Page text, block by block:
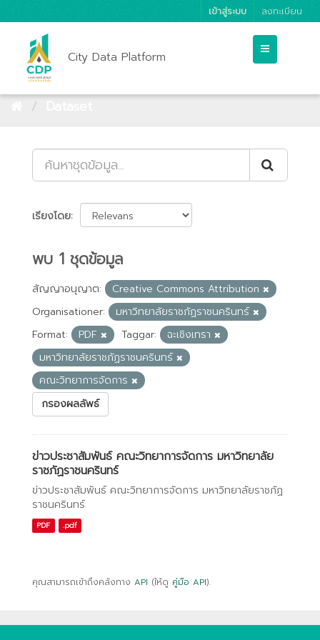
เข้าสู่ระบบ ลงทะเบียน
City Data Platform
เรียงโดย
พบ 1 ชุดข้อมูล
สัญญาอนุญาต:
Creative Commons Attribution
Organisationer:
มหาวิทยาลัยราชภัฏราชนครินทร์
Format:
PDF Taggar:
ฉะเชิงเทรา
มหาวิทยาลัยราชภัฏราชนครินทร์
คณะวิทยาการจัดการ
กรองผลลัพธ์
ข่าวประชาสัมพันธ์ คณะวิทยาการจัดการ มหาวิทยาลัย
ราชภัฏราชนครินทร์
ข่าวประชาสัมพันธ์ คณะวิทยาการจัดการ มหาวิทยาลัยราชภัฏ
ราชนครินทร์
PDF .pdf
คุณสามารถเข้าถึงคลังทาง API (ให้ดู คู่มือ API).